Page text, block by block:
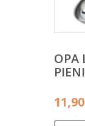
OPA
11,90